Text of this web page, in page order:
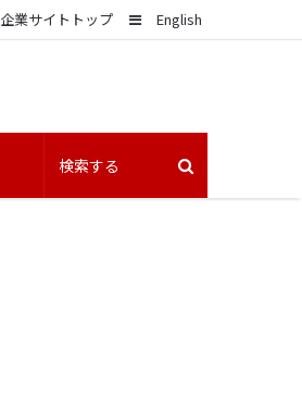
English
Sidebar
企業サイトトップ